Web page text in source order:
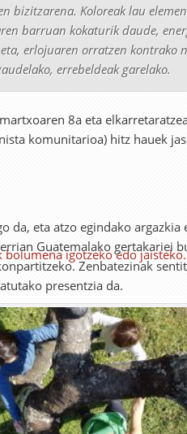
bizitzarena. Koloreaklau
barruan kokaturik daude,
erlojuaren orratzen kontrako
errebeldeak garelako.
8a eta
komunitarioa) hitz hauek
igotzeko edo jaisteko.
da, eta atzo egindako argazkia
Guatemalako gertakariei
Zenbatezinak
presentzia da.